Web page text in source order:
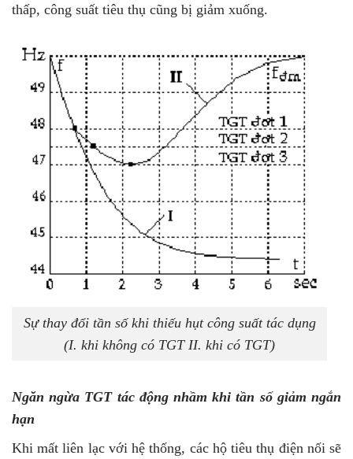
thấp, công suất tiêu thụ cũng bị giảm xuống.
Sự thay đổi tần số khi thiếu hụt công suất tác dụng
(I. khi không có TGT II. khi có TGT)
Ngăn ngừa TGT tác động nhầm khi tần số giảm ngắn
hạn
Khi mất liên lạc với hệ thống, các hộ tiêu thụ điện nối sẽ